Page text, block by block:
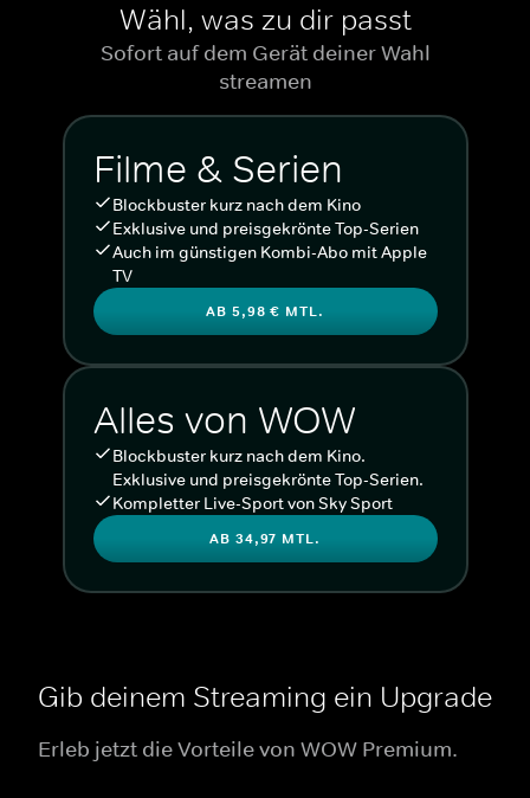
Wähl, was zu dir passt
Sofort auf dem Gerät deiner Wahl
streamen
Filme & Serien
Blockbuster kurz nach dem Kino
Exklusive und preisgekrönte Top-Serien
Auch im günstigen Kombi-Abo mit Apple
TV
AB 5,98 € MTL.
Alles von WOW
Blockbuster kurz nach dem Kino.
Exklusive und preisgekrönte Top-Serien.
Kompletter Live-Sport von Sky Sport
AB 34,97 MTL.
Gib deinem Streaming ein Upgrade
Erleb jetzt die Vorteile von WOW Premium.